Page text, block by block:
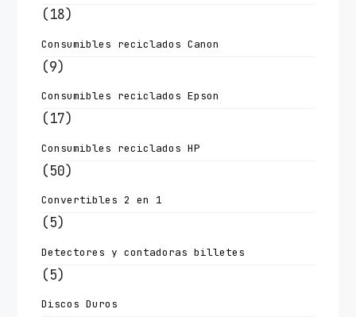
(18)
Consumibles reciclados Canon
(9)
Consumibles reciclados Epson
(17)
Consumibles reciclados HP
(50)
Convertibles 2 en 1
(5)
Detectores y contadoras billetes
(5)
Discos Duros